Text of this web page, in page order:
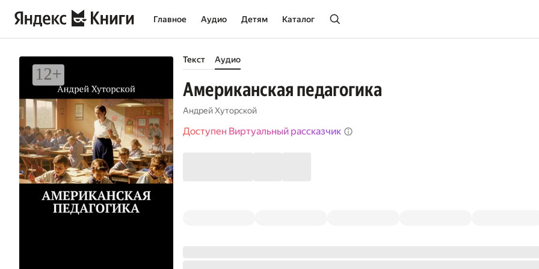
Главное Аудио Детям Каталог
Текст Аудио
Американская педагогика
Андрей Хуторской
Доступен Виртуальный рассказчик